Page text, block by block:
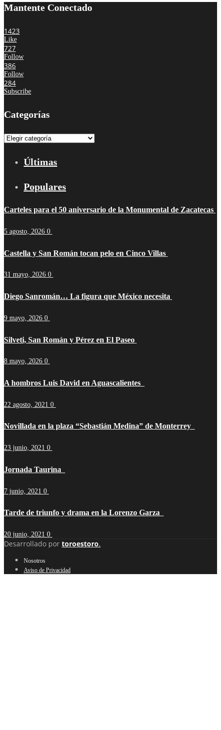
Mantente Conectado
1423
Like
727
Follow
386
Follow
284
Subscribe
Categorías
Categorías
Últimas
Populares
Carteles para el 50 aniversario de la Monumental de Zacatecas
5 agosto, 2026 0
Castella y San Román tocan pelo en Cinco Villas
31 mayo, 2026 0
Diego Sanromán… La figura que México necesita
9 mayo, 2026 0
Silveti, San Román y Pérez en El Paseo
8 mayo, 2026 0
A hombros Luis David en Aguascalientes
22 agosto, 2021 0
Novillada en la plaza “Sebastián Medina” de Monterrey
23 junio, 2021 0
Jornada Taurina
7 junio, 2021 0
Tarde de triunfo y drama en la Lorenzo Garza
20 junio, 2021 0
Desarrollado por toroestoro.
Nosotros
Aviso de Privacidad